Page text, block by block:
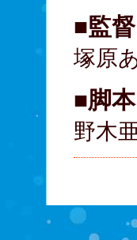
■監督
塚原
■脚本
野木